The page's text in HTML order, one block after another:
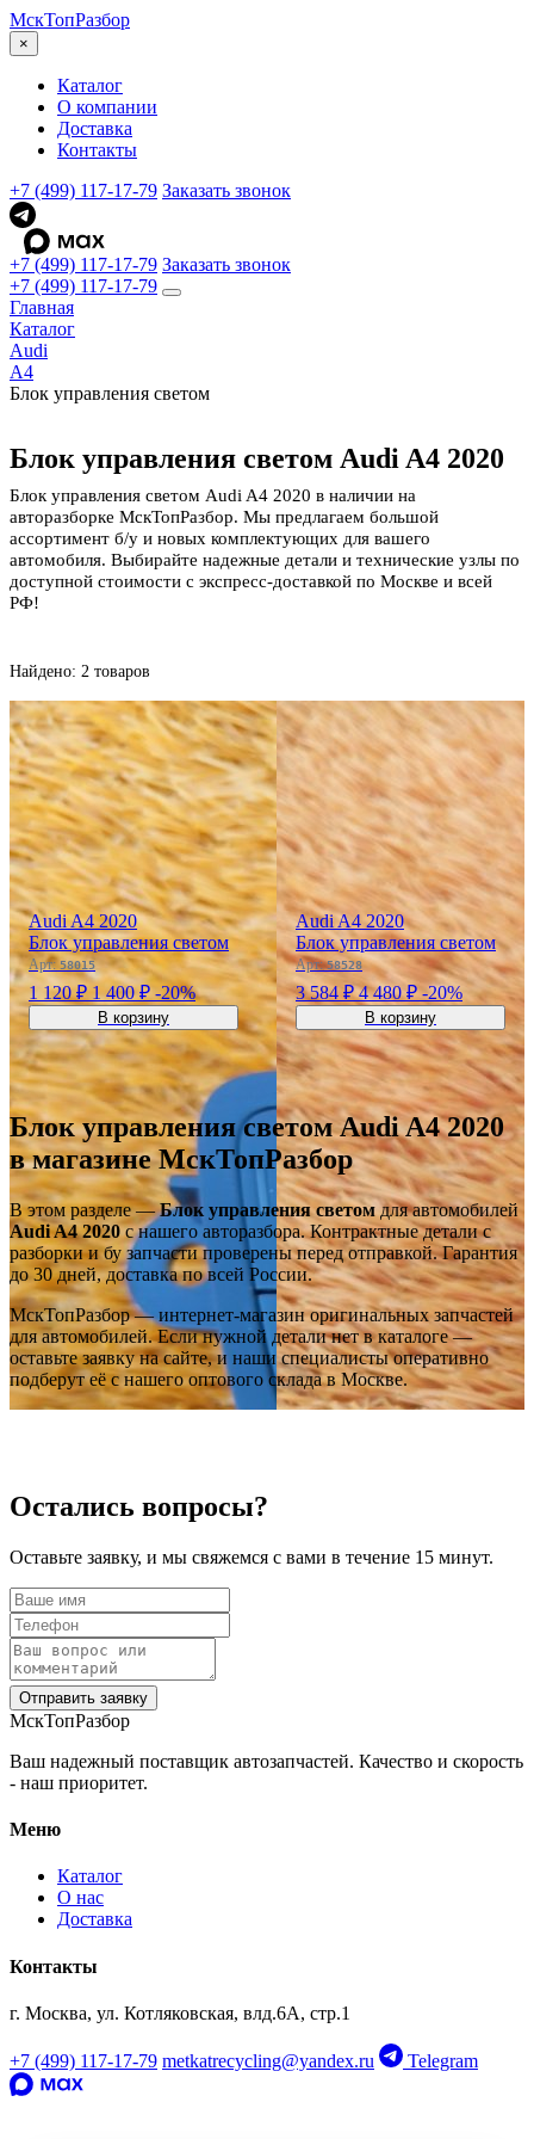
МскТопРазбор
×
Каталог
О компании
Доставка
Контакты
+7 (499) 117-17-79 Заказать звонок
+7 (499) 117-17-79 Заказать звонок
+7 (499) 117-17-79
Главная
Каталог
Audi
A4
Блок управления светом
Блок управления светом Audi A4 2020
Блок управления светом Audi A4 2020 в наличии на
авторазборке МскТопРазбор. Мы предлагаем большой
ассортимент б/у и новых комплектующих для вашего
автомобиля. Выбирайте надежные детали и технические узлы по
доступной стоимости с экспресс-доставкой по Москве и всей
РФ!
Найдено: 2 товаров
›
OEM: 4M0941531
Audi A4 2020
Блок управления светом
Арт: 58015
1 120 ₽ 1 400 ₽-20%
В корзину
Audi A4 2020
Блок управления светом
Арт:58528
3 584 ₽4 480 ₽ -20%
В корзину
Блок управления светом Audi A4 2020
в магазине МскТопРазбор
В этом разделе —Блок управления светомдля автомобилей
Audi A4 2020с нашего авторазбора. Контрактные детали с
разборки и бу запчасти проверены перед отправкой. Гарантия
до 30 дней, доставка по всей России.
МскТопРазбор — интернет-магазин оригинальных запчастей
для автомобилей. Если нужной детали нет в каталоге —
оставьте заявку на сайте, и наши специалисты оперативно
подберут её с нашего оптового склада в Москве.
Остались вопросы?
Оставьте заявку, и мы свяжемся с вами в течение 15 минут.
Отправить заявку
МскТопРазбор
Ваш надежный поставщик автозапчастей. Качество и скорость
- наш приоритет.
Меню
Каталог
О нас
Доставка
Контакты
г. Москва, ул. Котляковская, влд.6А, стр.1
+7 (499) 117-17-79 metkatrecycling@yandex.ru Telegram